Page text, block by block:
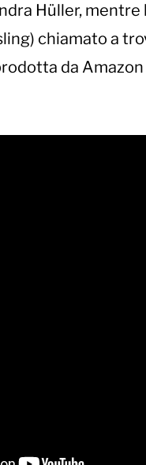
Hüller,
chiamato a
da